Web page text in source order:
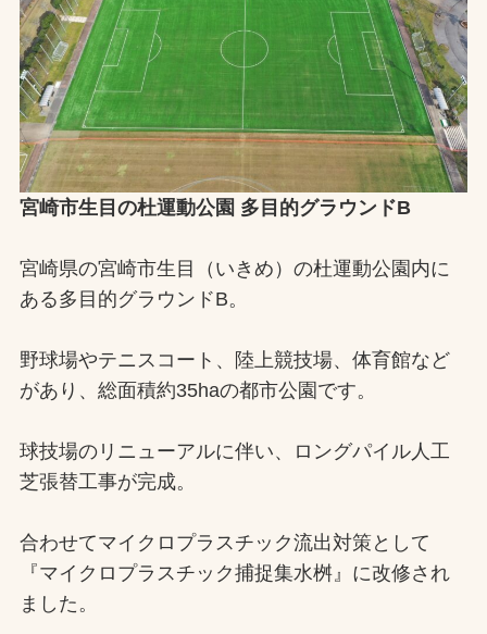
宮崎市生目の杜運動公園 多目的グラウンドB
宮崎県の宮崎市生目（いきめ）の杜運動公園内に
ある多目的グラウンドB。
野球場やテニスコート、陸上競技場、体育館など
があり、総面積約35haの都市公園です。
球技場のリニューアルに伴い、ロングパイル人工
芝張替工事が完成。
合わせてマイクロプラスチック流出対策として
『マイクロプラスチック捕捉集水桝』に改修され
ました。